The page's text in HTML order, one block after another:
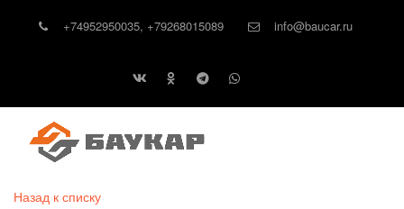
+74952950035, +79268015089 info@baucar.ru
Назад к списку